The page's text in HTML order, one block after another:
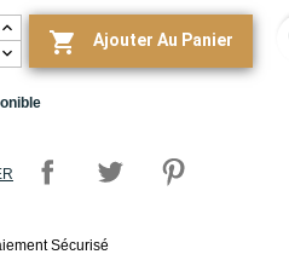
 Ajouter Au Panier
Sécurisé